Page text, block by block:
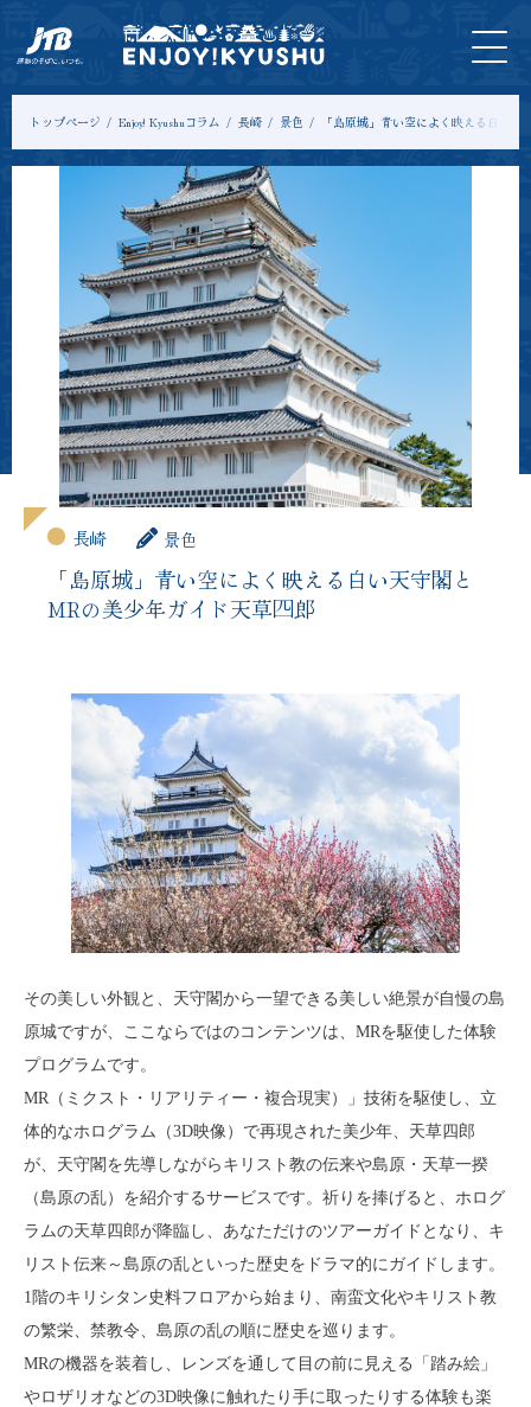
トップページ Enjoy! Kyushuコラム 長崎 景色 「島原城」青い空によく映える白い
長崎 景色
「島原城」青い空によく映える白い天守閣と
MRの美少年ガイド天草四郎
その美しい外観と、天守閣から一望できる美しい絶景が自慢の島
原城ですが、ここならではのコンテンツは、MRを駆使した体験
プログラムです。
MR（ミクスト・リアリティー・複合現実）」技術を駆使し、立
体的なホログラム（3D映像）で再現された美少年、天草四郎
が、天守閣を先導しながらキリスト教の伝来や島原・天草一揆
（島原の乱）を紹介するサービスです。祈りを捧げると、ホログ
ラムの天草四郎が降臨し、あなただけのツアーガイドとなり、キ
リスト伝来～島原の乱といった歴史をドラマ的にガイドします。
1階のキリシタン史料フロアから始まり、南蛮文化やキリスト教
の繁栄、禁教令、島原の乱の順に歴史を巡ります。
MRの機器を装着し、レンズを通して目の前に見える「踏み絵」
やロザリオなどの3D映像に触れたり手に取ったりする体験も楽
HOME
最新
情報
ツアー
＆体験
入
場
券
宿
泊